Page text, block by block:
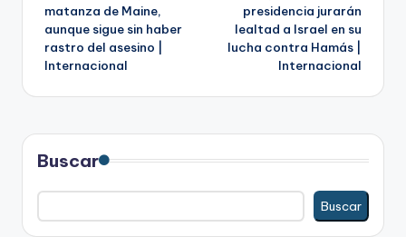
entradas
matanza de Maine,
aunque sigue sin haber
rastro del asesino |
Internacional
presidencia jurarán
lealtad a Israel en su
lucha contra Hamás |
Internacional
Buscar
Buscar